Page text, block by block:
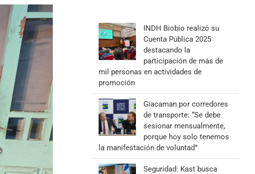
INDH Biobío realizó su
Cuenta Pública 2025
destacando la
participación de más de
mil personas en actividades de
promoción
Giacaman por corredores
de transporte: “Se debe
sesionar mensualmente,
porque hoy solo tenemos
la manifestación de voluntad”
Seguridad: Kast busca